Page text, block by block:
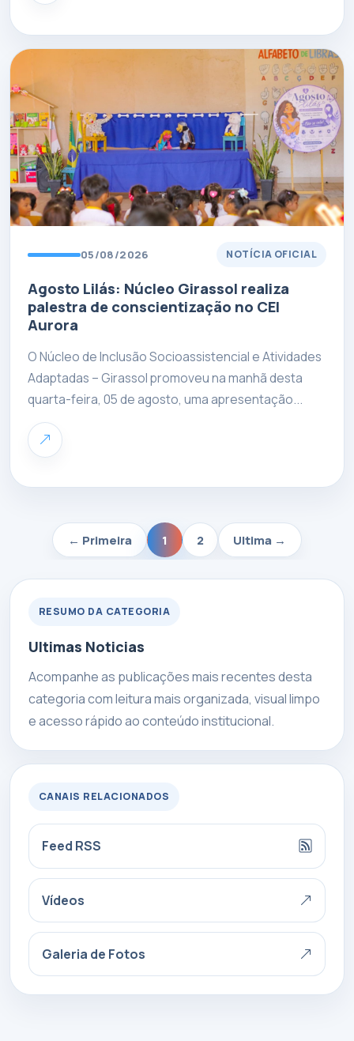
05/08/2026 NOTÍCIA OFICIAL
Agosto Lilás: Núcleo Girassol realiza
palestra de conscientização no CEI
Aurora
O Núcleo de Inclusão Socioassistencial e Atividades
Adaptadas – Girassol promoveu na manhã desta
quarta-feira, 05 de agosto, uma apresentação...
1 2
RESUMO DA CATEGORIA
Ultimas Noticias
Acompanhe as publicações mais recentes desta
categoria com leitura mais organizada, visual limpo
e acesso rápido ao conteúdo institucional.
CANAIS RELACIONADOS
Feed RSS
Vídeos
Galeria de Fotos